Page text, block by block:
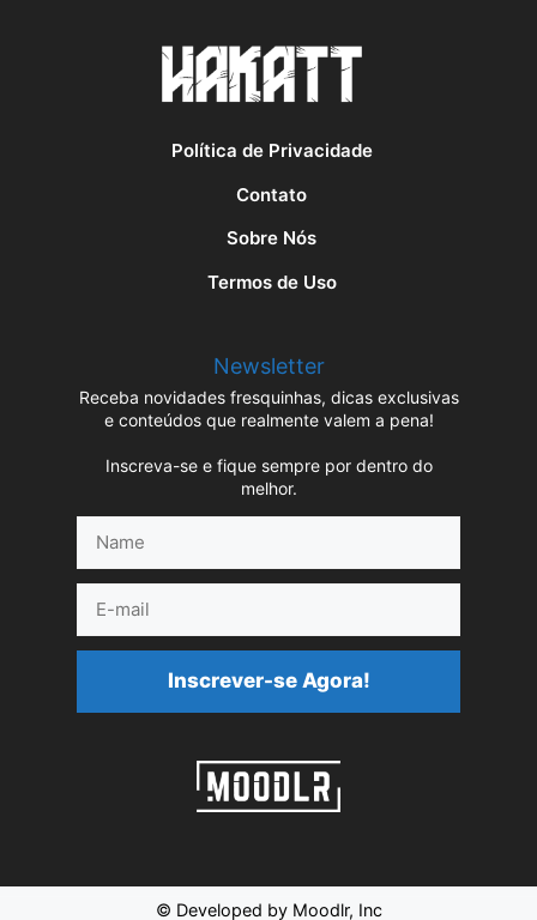
Política de Privacidade
Contato
Sobre Nós
Termos de Uso
Newsletter
Receba novidades fresquinhas, dicas exclusivas
e conteúdos que realmente valem a pena!
Inscreva-se e fique sempre por dentro do
melhor.
mail
Inscrever-se Agora!